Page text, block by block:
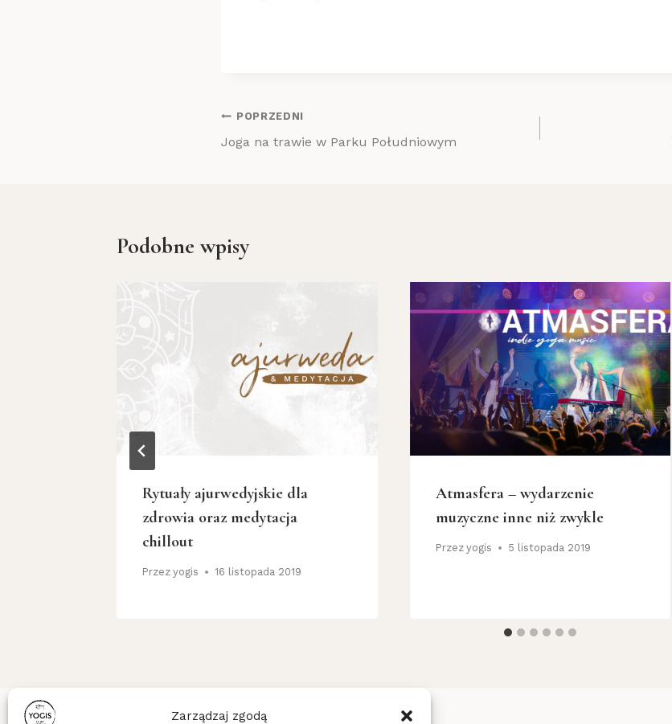
Zarządzaj zgodą
Nawigacja
wpisu
POPRZEDNI
Joga na trawie w Parku Południowym
Podobne wpisy
Rytuały ajurwedyjskie dla
zdrowia oraz medytacja
chillout
Przez yogis 16 listopada 2019
Atmasfera – wydarzenie
muzyczne inne niż zwykle
Przez yogis 5 listopada 2019